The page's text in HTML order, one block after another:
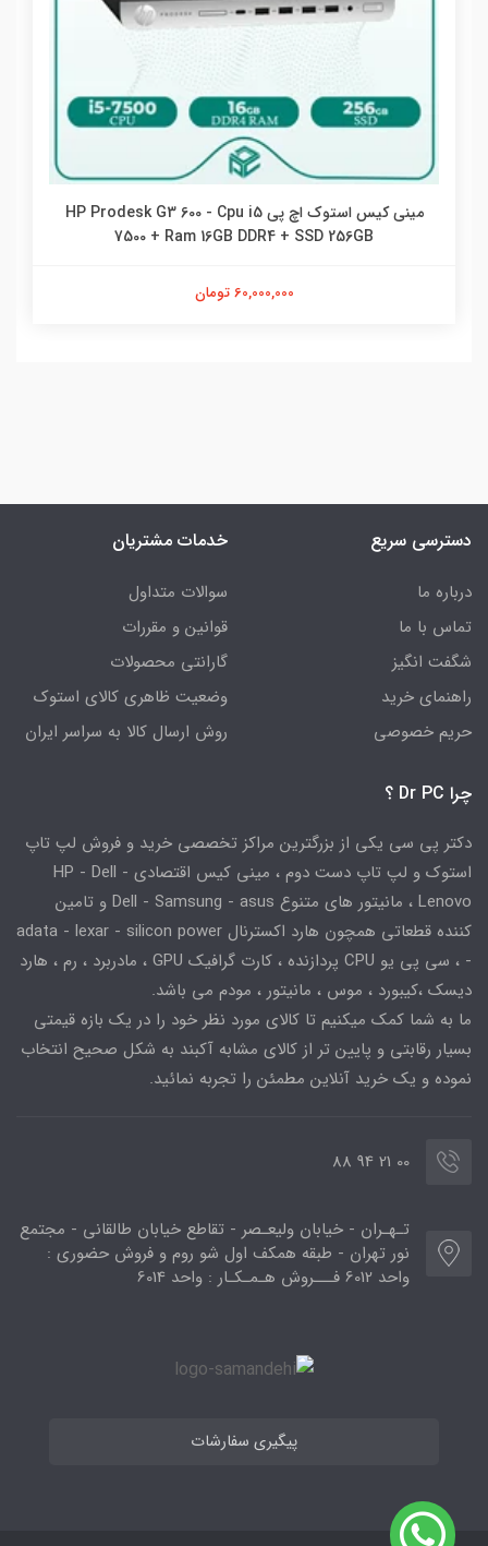
مینی کیس استوک اچ پی HP Prodesk G3 600 - Cpu i5
7500 + Ram 16GB DDR4 + SSD 256GB
60,000,000 تومان
دسترسی سریع
درباره ما
تماس با ما
شگفت انگیز
راهنمای خرید
حریم خصوصی
خدمات مشتریان
سوالات متداول
قوانین و مقررات
گارانتی محصولات
وضعیت ظاهری کالای استوک
روش ارسال کالا به سراسر ایران
چرا Dr PC ؟
دکتر پی سی یکی از بزرگترین مراکز تخصصی خرید و فروش لپ تاپ
استوک و لپ تاپ دست دوم ، مینی کیس اقتصادی HP - Dell -
Lenovo ، مانیتور های متنوع Dell - Samsung - asus و تامین
کننده قطعاتی همچون هارد اکسترنال adata - lexar - silicon power
- ، سی پی یو CPU پردازنده ، کارت گرافیک GPU ، مادربرد ، رم ، هارد
دیسک ،کیبورد ، موس ، مانیتور ، مودم می باشد.
ما به شما کمک میکنیم تا کالای مورد نظر خود را در یک بازه قیمتی
بسیار رقابتی و پایین تر از کالای مشابه آکبند به شکل صحیح انتخاب
نموده و یک خرید آنلاین مطمئن را تجربه نمائید.
00 21 94 88
تـهـران - خیابان ولیعـصر - تقاطع خیابان طالقانی - مجتمع
نور تهران - طبقه همکف اول شو روم و فروش حضوری :
واحد 6012 فـــروش هـمـکـار : واحد 6014
پیگیری سفارشات